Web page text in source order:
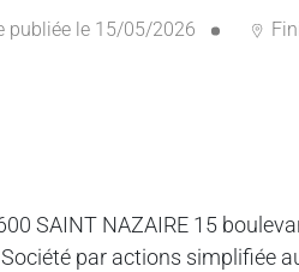
publiée le 15/05/2026
SAINT NAZAIRE 15
Société par actions simplifiée